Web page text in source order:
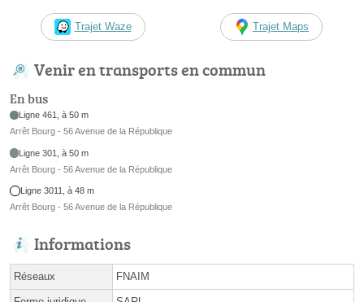
Trajet Waze Trajet Maps
Venir en transports en commun
En bus
Ligne 461, à 50 m
Arrêt Bourg - 56 Avenue de la République
Ligne 301, à 50 m
Arrêt Bourg - 56 Avenue de la République
Ligne 3011, à 48 m
Arrêt Bourg - 56 Avenue de la République
Informations
Réseaux FNAIM